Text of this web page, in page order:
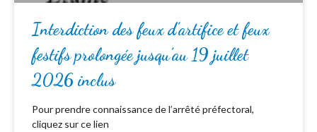
Interdiction des feux d’artifice et feux
festifs prolongée jusqu’au 19 juillet
2026 inclus
Pour prendre connaissance de l’arrêté préfectoral,
cliquez sur ce lien